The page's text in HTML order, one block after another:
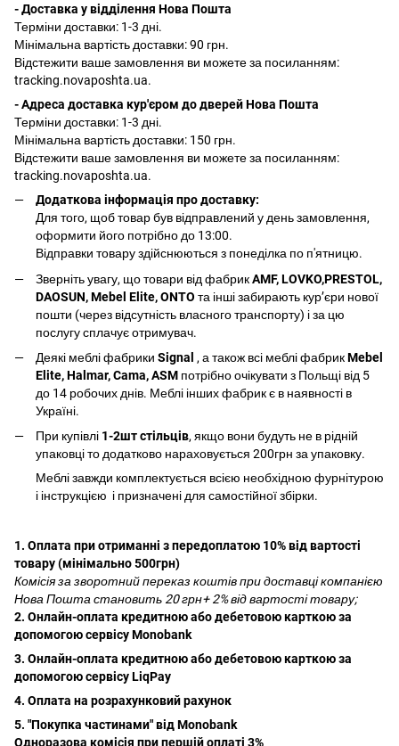
- Доставка у відділення Нова Пошта
Терміни доставки: 1-3 дні.
Мінімальна вартість доставки: 90 грн.
Відстежити ваше замовлення ви можете за посиланням:
tracking.novaposhta.ua.
- Адреса доставка кур'єром до дверей Нова Пошта
Терміни доставки: 1-3 дні.
Мінімальна вартість доставки: 150 грн.
Відстежити ваше замовлення ви можете за посиланням:
tracking.novaposhta.ua.
Додаткова інформація про доставку:
Для того, щоб товар був відправлений у день замовлення,
оформити його потрібно до 13:00.
Відправки товару здійснюються з понеділка по п'ятницю.
Зверніть увагу, що товари від фабрикAMF, LOVKO,PRESTOL,
DAOSUN, Mebel Elite, ONTO та інші забирають курʼєри нової
пошти (через відсутність власного транспорту) і за цю
послугу сплачує отримувач.
Деякі меблі фабрики Signal , а також всі меблі фабрикMebel
Elite, Halmar, Cama, ASM потрібно очікувати з Польщі від 5
до 14 робочих днів. Меблі інших фабрик є в наявності в
Україні.
При купівлі 1-2шт стільців, якщо вони будуть не в рідній
упаковці то додатково нараховується 200грн за упаковку.
Меблі завжди комплектується всією необхідною фурнітурою
і інструкцією і призначені для самостійної збірки.
1. Оплата при отриманні з передоплатою 10% від вартості
товару (мінімально 500грн)
Комісія за зворотний переказ коштів при доставці компанією
Нова Пошта становить 20 грн+ 2% від вартості товару;
2. Онлайн-оплата кредитною або дебетовою карткою за
допомогою сервісу Monobank
3. Онлайн-оплата кредитною або дебетовою карткою за
допомогою сервісу LiqPay
4. Оплата на розрахунковий рахунок
5. "Покупка частинами" від Monobank
Одноразова комісія при першій оплаті 3%